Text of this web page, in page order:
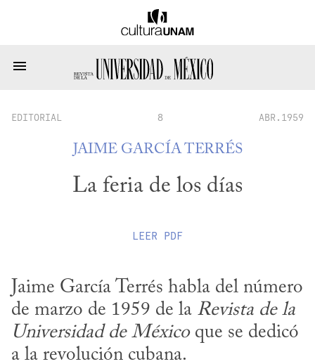
EDITORIAL 8 ABR.1959
JAIME GARCÍA TERRÉS
La feria de los días
LEER PDF
Jaime García Terrés habla del número
de marzo de 1959 de la Revista de la
Universidad de México que se dedicó
a la revolución cubana.